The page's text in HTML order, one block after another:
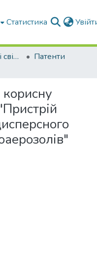
Статистика
Патенти та авторські свідоцтва
Патенти